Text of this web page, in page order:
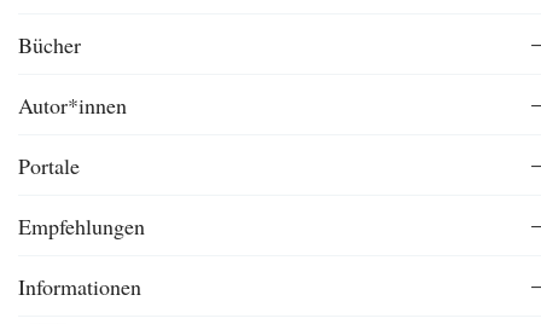
Bücher
Autor*innen
Portale
Empfehlungen
Informationen